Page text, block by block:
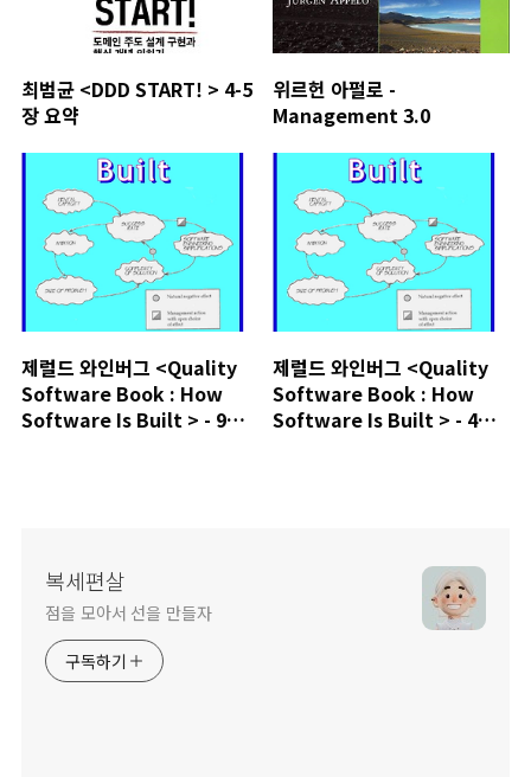
최범균 <DDD START! > 4-5
장 요약
위르헌 아펄로 -
Management 3.0
제럴드 와인버그 <Quality
Software Book : How
Software Is Built > - 9장
제럴드 와인버그 <Quality
Software Book : How
Software Is Built > - 4장
복세편살
점을 모아서 선을 만들자
구독하기